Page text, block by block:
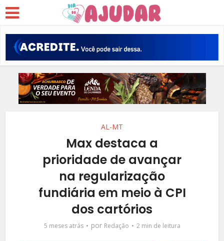
AL-MT
Max destaca a
prioridade de avançar
na regularização
fundiária em meio à CPI
dos cartórios
5 meses atrás por Redação 2 min de leitura